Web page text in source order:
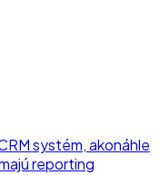
systém, akonáhle
reporting